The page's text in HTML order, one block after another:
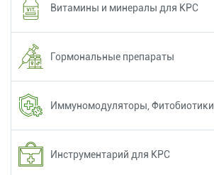
Витамины и минералы для КРС
Гормональные препараты
Иммуномодуляторы, Фитобиотики
Инструментарий для КРС